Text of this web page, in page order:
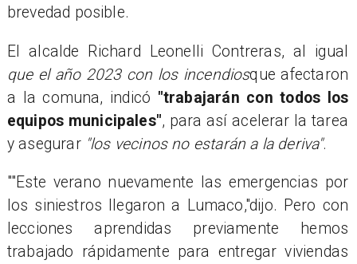
brevedad posible.
El alcalde Richard Leonelli Contreras, al igual
que el año 2023 con los incendiosque afectaron
a la comuna, indicó "trabajarán con todos los
equipos municipales", para así acelerar la tarea
y asegurar "los vecinos no estarán a la deriva".
"Este verano nuevamente las emergencias por
los siniestros llegaron a Lumaco, dijo. Pero con
lecciones aprendidas previamente hemos
trabajado rápidamente para entregar viviendas